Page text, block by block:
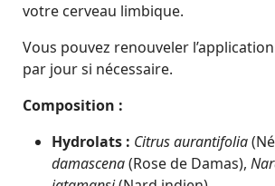
votre cerveau limbique.
Vous pouvez renouveler
par jour si nécessaire.
Composition :
Hydrolats : Citrus aurantifolia
damascena(Rose de Damas),